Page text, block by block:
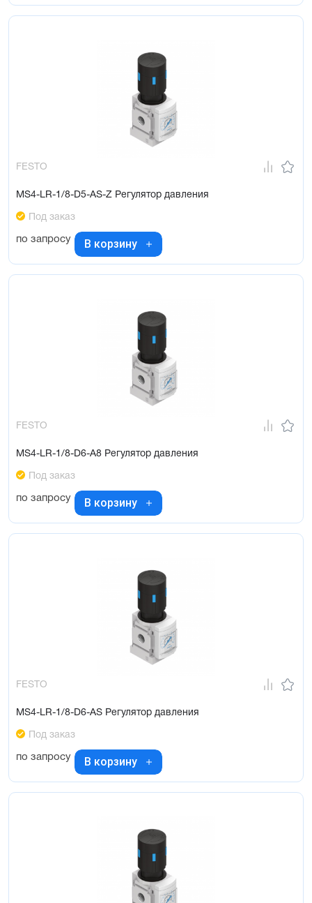
FESTO
MS4-LR-1/8-D5-AS-Z Регулятор давления
Под заказ
по запросу В корзину
FESTO
MS4-LR-1/8-D6-A8 Регулятор давления
Под заказ
по запросу В корзину
FESTO
MS4-LR-1/8-D6-AS Регулятор давления
Под заказ
по запросу В корзину